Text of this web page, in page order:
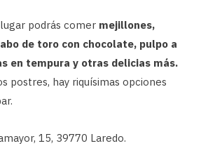
podrás comer mejillones,
de toro con chocolate, pulpo a
en tempura y otras delicias más.
postres, hay riquísimas opciones
15, 39770 Laredo.